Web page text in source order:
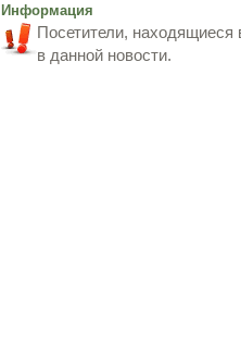
Информация
Посетители, находящиеся
в данной новости.